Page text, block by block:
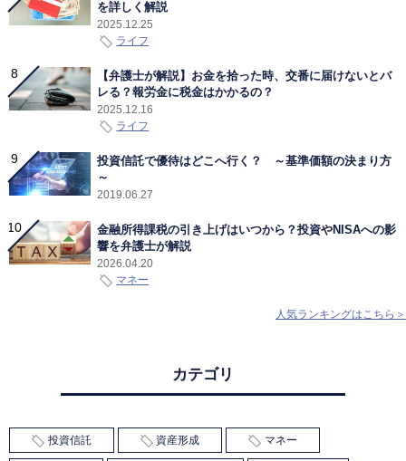
カテゴリ
投資信託 資産形成 マネー
を詳しく解説
2025.12.25
ライフ
【弁護士が解説】お金を拾った時、交番に届けないとバ
レる？報労金に税金はかかるの？
2025.12.16
ライフ
投資信託で優待はどこへ行く？ ～基準価額の決まり方
～
2019.06.27
金融所得課税の引き上げはいつから？投資やNISAへの影
響を弁護士が解説
2026.04.20
マネー
人気ランキングはこちら＞